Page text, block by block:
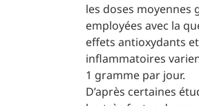
les doses moyennes
employées avec la
effets antioxydants
inflammatoires
1 gramme par jour.
D’après certaines